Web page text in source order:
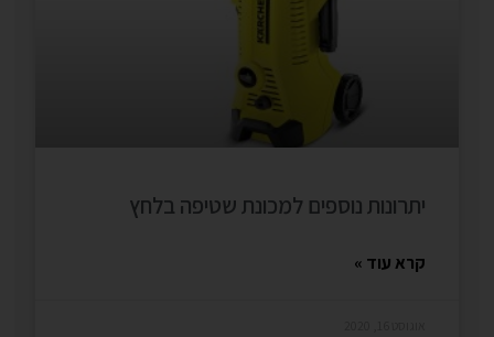
יתרונות נוספים למכונת שטיפה בלחץ
קרא עוד »